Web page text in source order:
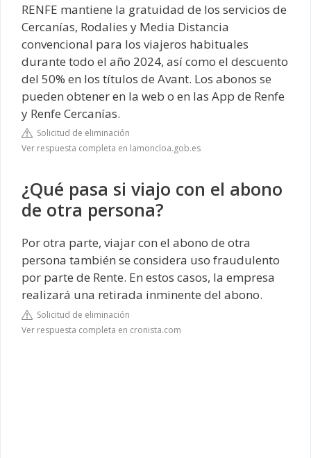
RENFE mantiene la gratuidad de los servicios de
Cercanías, Rodalies y Media Distancia
convencional para los viajeros habituales
durante todo el año 2024, así como el descuento
del 50% en los títulos de Avant. Los abonos se
pueden obtener en la web o en las App de Renfe
y Renfe Cercanías.
Solicitud de eliminación
Ver respuesta completa en lamoncloa.gob.es
¿Qué pasa si viajo con el abono
de otra persona?
Por otra parte, viajar con el abono de otra
persona también se considera uso fraudulento
por parte de Rente. En estos casos, la empresa
realizará una retirada inminente del abono.
Solicitud de eliminación
Ver respuesta completa en cronista.com